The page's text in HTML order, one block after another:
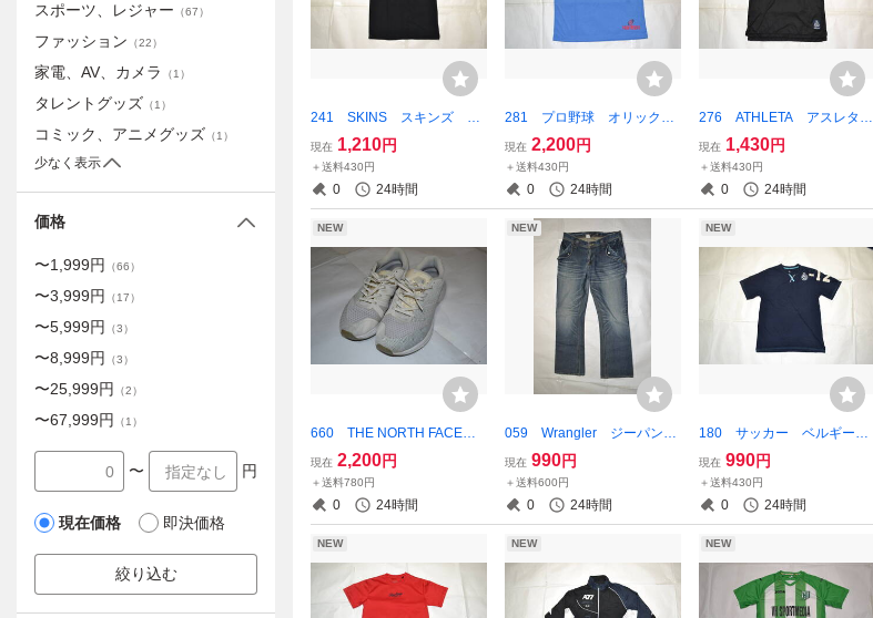
241 SKINS スキンズ Un
itedAthle製 ポロシャツ L
サイズ ブラック
現在 1,210円
＋送料430円
0 24時間
281 プロ野球 オリックス
バファローズ 阪急ブレーブ
ス ブレイビー Tシャツ
ライトブルー フリーサイズ
現在 2,200円
＋送料430円
0 24時間
276 ATHLETA アスレタ
ポロシャツ ポリエステル10
0% ブラック×イエロー
現在 1,430円
＋送料430円
0 24時間
NEW
660 THE NORTH FACE
スニーカー ホワイト×グレ
ー Ultra Repulsion Smooth
27.0cm Vibram FASTF
ORM 品番：NF0A3RFF
現在 2,200円
＋送料780円
0 24時間
NEW
059 Wrangler ジーパン
ジーンズ 品番：WO527
フレアパンツ Lサイズ
現在 990円
＋送料600円
0 24時間
NEW
180 サッカー ベルギーリ
ーグ クラブ・ブルッヘ ク
ラブ・ブルージュ Tシャ
ツ ネイビー
現在 990円
＋送料430円
0 24時間
NEW NEW NEW
スポーツ、レジャー （67）
ファッション （22）
家電、AV、カメラ （1 ）
タレントグッズ （1 ）
コミック、アニメグッズ （1 ）
少なく表示
価格
〜1,999円 （66）
〜3,999円 （17）
〜5,999円 （3）
〜8,999円 （3）
〜25,999円 （2）
〜67,999円 （1 ）
〜 円
現在価格 即決価格
絞り込む